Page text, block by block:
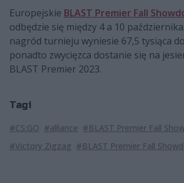
Europejskie BLAST Premier Fall
odbędzie się między 4 a 10
nagród turnieju wyniesie 67,5 tysiąca
ponadto zwycięzca dostanie się na
BLAST Premier 2023.
Tagi
#CS:GO #alliance #BLAST Premier Fall
#Victory Zigzag #BLAST Premier Fall